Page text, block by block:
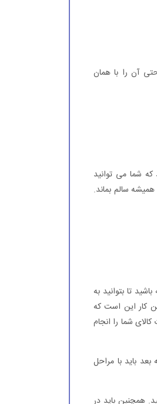
آن را با همان
که شما می توانید
سالم بماند.
تا بتوانید به
کار این است که
شما را انجام
باید با مراحل